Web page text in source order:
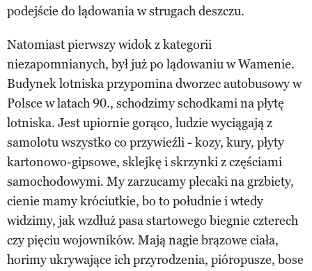
podejście do lądowania w strugach deszczu.
Natomiast pierwszy widok z kategorii
niezapomnianych, był już po lądowaniu w Wamenie.
Budynek lotniska przypomina dworzec autobusowy w
Polsce w latach 90., schodzimy schodkami na płytę
lotniska. Jest upiornie gorąco, ludzie wyciągają z
samolotu wszystko co przywieźli - kozy, kury, płyty
kartonowo-gipsowe, sklejkę i skrzynki z częściami
samochodowymi. My zarzucamy plecaki na grzbiety,
cienie mamy króciutkie, bo to południe i wtedy
widzimy, jak wzdłuż pasa startowego biegnie czterech
czy pięciu wojowników. Mają nagie brązowe ciała,
horimy ukrywające ich przyrodzenia, pióropusze, bose